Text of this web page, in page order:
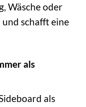
Wäsche oder
schafft eine
als
als